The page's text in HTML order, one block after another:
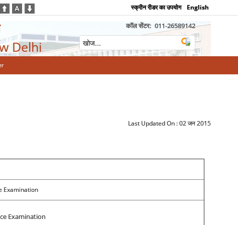
स्क्रीन रीडर का उपयोग English
Delhi
कॉल सेंटर: 011-26589142
Last Updated On :02 जन 2015
Examination
Examination